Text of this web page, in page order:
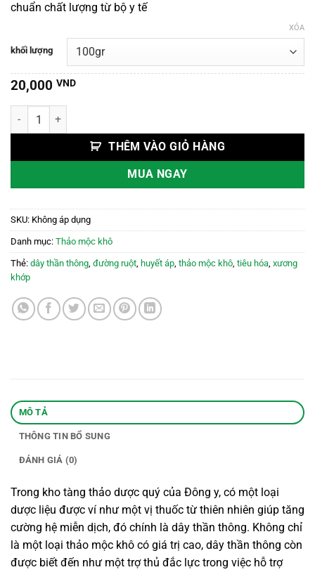
chuẩn chất lượng từ bộ y tế
khối lượng
XÓA
20,000 VND
Dây Thần Thông số lượng
THÊM VÀO GIỎ HÀNG
MUA NGAY
SKU: Không áp dụng
Danh mục: Thảo mộc khô
Thẻ: dây thần thông đường ruột huyết áp thảo mộc khô tiêu hóa xương
khớp
MÔ TẢ
THÔNG TIN BỔ SUNG
ĐÁNH GIÁ (0)
Trong kho tàng thảo dược quý của Đông y, có một loại
dược liệu được ví như một vị thuốc từ thiên nhiên giúp tăng
cường hệ miễn dịch, đó chính là dây thần thông. Không chỉ
là một loại thảo mộc khô có giá trị cao, dây thần thông còn
được biết đến như một trợ thủ đắc lực trong việc hỗ trợ